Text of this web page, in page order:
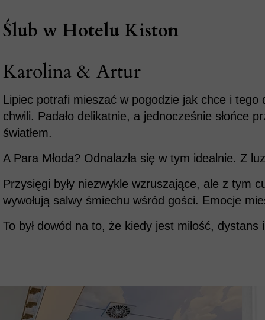
Karolina & Artur
Lipiec potrafi mieszać w pogodzie jak chce i tego
chwili. Padało delikatnie, a jednocześnie słońce
światłem.
A Para Młoda? Odnalazła się w tym idealnie. Z
Przysięgi były niezwykle wzruszające, ale z tym
wywołują salwy śmiechu wśród gości. Emocje
To był dowód na to, że kiedy jest miłość,
Ślub w Hotelu Kiston